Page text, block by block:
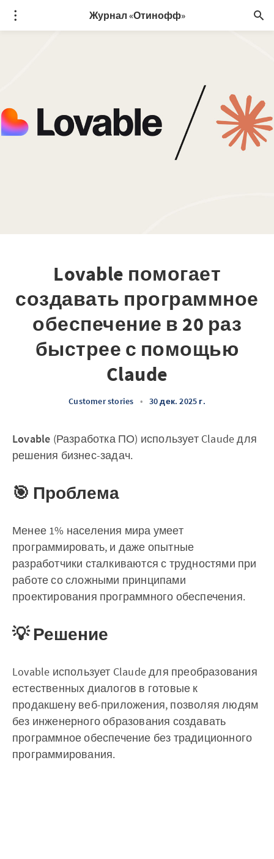
Журнал «Отинофф»
Lovable помогает
создавать программное
обеспечение в 20 раз
быстрее с помощью
Claude
Customer stories • 30 дек. 2025 г.
Lovable (Разработка ПО) использует Claude для
решения бизнес-задач.
🎯 Проблема
Менее 1% населения мира умеет
программировать, и даже опытные
разработчики сталкиваются с трудностями при
работе со сложными принципами
проектирования программного обеспечения.
💡 Решение
Lovable использует Claude для преобразования
естественных диалогов в готовые к
продакшену веб-приложения, позволяя людям
без инженерного образования создавать
программное обеспечение без традиционного
программирования.